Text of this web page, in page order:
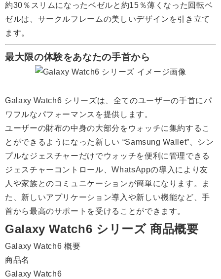
約30％スリムになったベゼルと約15％薄くなった回転ベ
ゼルは、サークルフレームの美しいデザインを引き立て
ます。
最大限の体験をあなたの手首から
Galaxy Watch6 シリーズは、全てのユーザーの手首にパ
ワフルなパフォーマンスを提供します。
ユーザーの財布の中身の大部分をウォッチに集約するこ
とができるようになった新しい “Samsung Wallet”、シン
プルなジェスチャーだけでウォッチを便利に管理できる
ジェスチャーコントロール、WhatsAppの導入により友
人や家族とのコミュニケーションが簡単になります。ま
た、新しいアプリケーション導入や新しい機能など、手
首から最高のサポートを受けることができます。
Galaxy Watch6 シリーズ 商品概要
Galaxy Watch6 概要
商品名
Galaxy Watch6